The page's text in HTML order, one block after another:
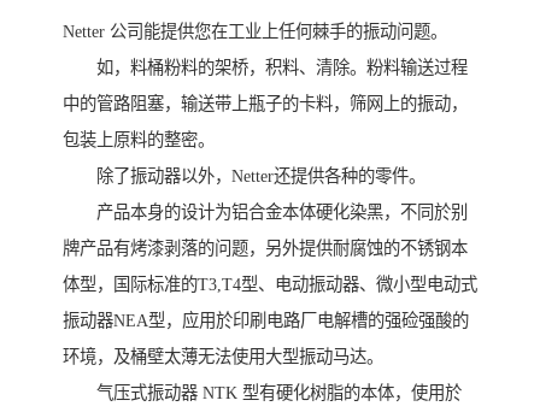
Netter 公司能提供您在工业上任何棘手的振动问题。
如，料桶粉料的架桥，积料、清除。粉料输送过程
中的管路阻塞，输送带上瓶子的卡料，筛网上的振动，
包装上原料的整密。
除了振动器以外，Netter还提供各种的零件。
产品本身的设计为铝合金本体硬化染黑，不同於别
牌产品有烤漆剥落的问题，另外提供耐腐蚀的不锈钢本
体型，国际标准的T3,T4型、电动振动器、微小型电动式
振动器NEA型，应用於印刷电路厂电解槽的强硷强酸的
环境，及桶壁太薄无法使用大型振动马达。
气压式振动器 NTK 型有硬化树脂的本体，使用於